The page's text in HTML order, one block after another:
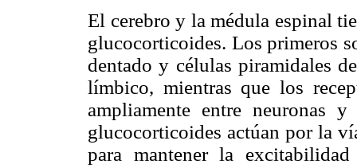
El cerebro y la médula espinal
glucocorticoides. Los primeros
dentado y células piramidales
límbico, mientras que los
ampliamente entre neuronas
glucocorticoides actúan por la
para mantener la